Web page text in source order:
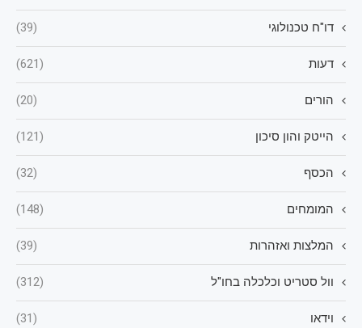
דו"ח טכנולוגי (39)
דעות (621)
הורים (20)
הייטק והון סיכון (121)
הכסף (32)
המומחים (148)
המלצות ואזהרות (39)
וול סטריט וכלכלה בחו"ל (312)
וידאו (31)